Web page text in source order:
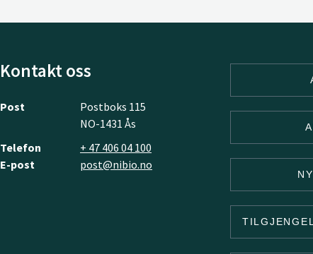
Kontakt oss
Post
Postboks 115
NO-1431 Ås
Telefon
+ 47 406 04 100
E-post
post@nibio.no